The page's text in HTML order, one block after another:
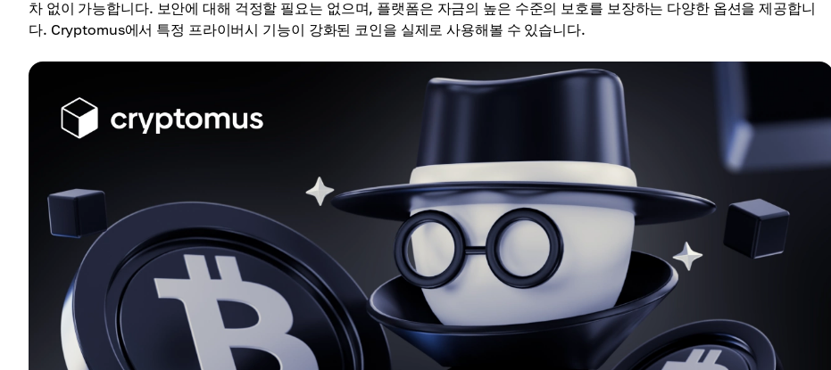
차 없이 가능합니다. 보안에 대해 걱정할 필요는 없으며, 플랫폼은 자금의 높은 수준의 보호를 보장하는 다양한 옵션을 제공합니
다. Cryptomus에서 특정 프라이버시 기능이 강화된 코인을 실제로 사용해볼 수 있습니다.